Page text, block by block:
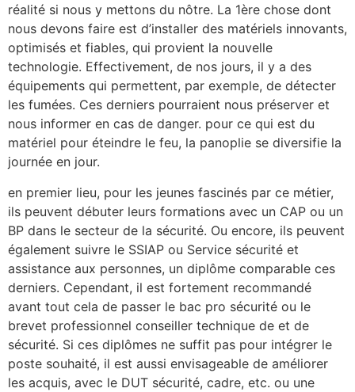
réalité si nous y mettons du nôtre. La 1ère chose dont
nous devons faire est d’installer des matériels innovants,
optimisés et fiables, qui provient la nouvelle
technologie. Effectivement, de nos jours, il y a des
équipements qui permettent, par exemple, de détecter
les fumées. Ces derniers pourraient nous préserver et
nous informer en cas de danger. pour ce qui est du
matériel pour éteindre le feu, la panoplie se diversifie la
journée en jour.
en premier lieu, pour les jeunes fascinés par ce métier,
ils peuvent débuter leurs formations avec un CAP ou un
BP dans le secteur de la sécurité. Ou encore, ils peuvent
également suivre le SSIAP ou Service sécurité et
assistance aux personnes, un diplôme comparable ces
derniers. Cependant, il est fortement recommandé
avant tout cela de passer le bac pro sécurité ou le
brevet professionnel conseiller technique de et de
sécurité. Si ces diplômes ne suffit pas pour intégrer le
poste souhaité, il est aussi envisageable de améliorer
les acquis, avec le DUT sécurité, cadre, etc. ou une